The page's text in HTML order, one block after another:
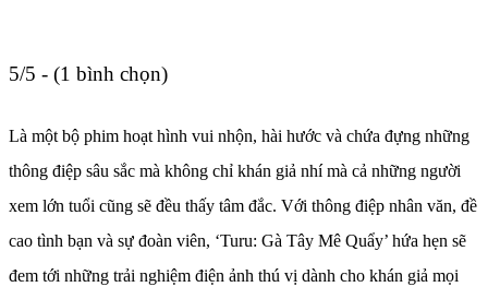
5/5 - (1 bình chọn)
Là một bộ phim hoạt hình vui nhộn, hài hước và chứa đựng những
thông điệp sâu sắc mà không chỉ khán giả nhí mà cả những người
xem lớn tuổi cũng sẽ đều thấy tâm đắc. Với thông điệp nhân văn, đề
cao tình bạn và sự đoàn viên, ‘Turu: Gà Tây Mê Quẩy’ hứa hẹn sẽ
đem tới những trải nghiệm điện ảnh thú vị dành cho khán giả mọi